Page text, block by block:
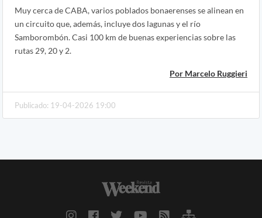
Muy cerca de CABA, varios poblados bonaerenses se alinean en
un circuito que, además, incluye dos lagunas y el río
Samborombón. Casi 100 km de buenas experiencias sobre las
rutas 29, 20 y 2.
Por Marcelo Ruggieri
Publicado: 19-04-2026 19:00